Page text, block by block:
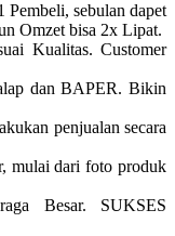
Pembeli, sebulan dapet
Omzet bisa 2x Lipat.
Kualitas. Customer
dan BAPER. Bikin
penjualan secara
mulai dari foto produk
Besar. SUKSES